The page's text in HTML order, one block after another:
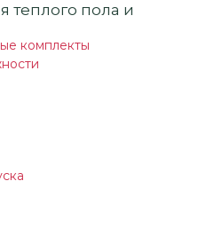
теплого пола и
комплекты